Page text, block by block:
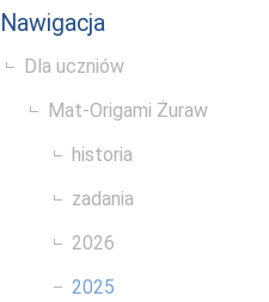
Nawigacja
Dla uczniów
Mat-Origami Żuraw
historia
zadania
2026
2025